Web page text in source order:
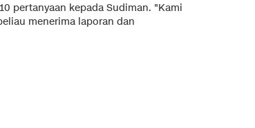
pertanyaan kepada Sudiman. "Kami
menerima laporan dan